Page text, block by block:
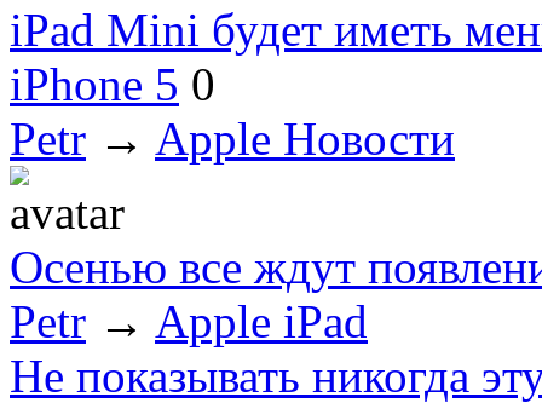
iPad Mini будет иметь
iPhone 5 0
Petr → Apple Новости
Осенью все ждут
Petr → Apple iPad
Не показывать никогда